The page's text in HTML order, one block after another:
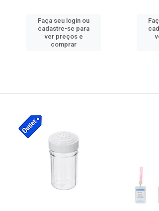
Faça seu login ou
cadastre-se para
ver preços e
comprar